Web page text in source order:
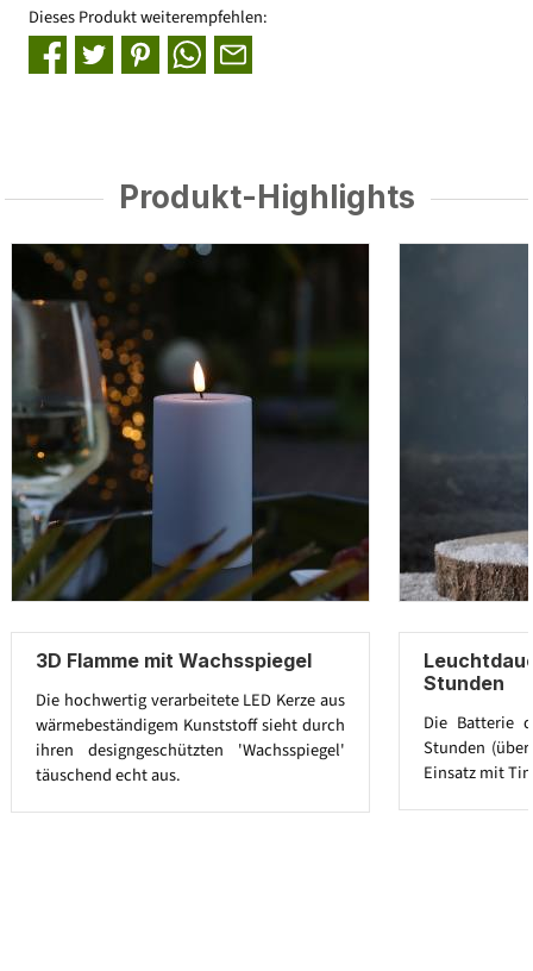
Dieses Produkt weiterempfehlen:
Produkt-Highlights
3D Flamme mit Wachsspiegel
Die hochwertig verarbeitete LED Kerze aus
wärmebeständigem Kunststoff sieht durch
ihren designgeschützten 'Wachsspiegel'
täuschend echt aus.
Stunden
Die Batterie
Stunden
Einsatz mit